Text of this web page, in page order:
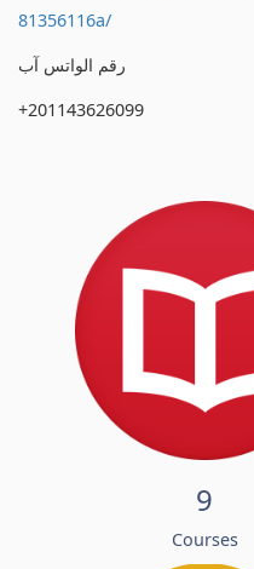
81356116a/
رقم الواتس آب
+201143626099
9
Courses